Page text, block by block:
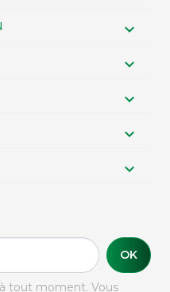
OK
tout moment. Vous